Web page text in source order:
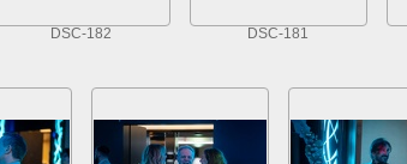
DSC-182 DSC-181